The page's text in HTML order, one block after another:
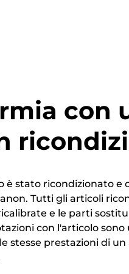
con
è stato ricondizionato
Tutti gli articoli
e le parti
con l'articolo
stesse prestazioni di